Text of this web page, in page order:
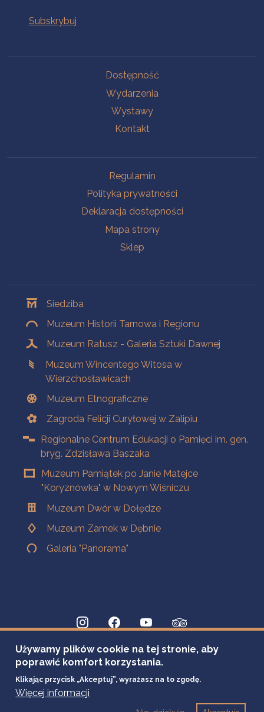
Dostępność
Wydarzenia
Wystawy
Kontakt
Regulamin
Polityka prywatności
Deklaracja dostępności
Mapa strony
Sklep
Siedziba
Muzeum Historii Tarnowa i Regionu
Muzeum Ratusz - Galeria Sztuki Dawnej
Muzeum Wincentego Witosa w
Wierzchosławicach
Muzeum Etnograficzne
Zagroda Felicji Curyłowej w Zalipiu
Regionalne Centrum Edukacji o Pamięci im. gen.
bryg. Zdzisława Baszaka
Muzeum Pamiątek po Janie Matejce
"Koryznówka" w Nowym Wiśniczu
Muzeum Dwór w Dołędze
Muzeum Zamek w Dębnie
Galeria "Panorama"
Używamy plików cookie na tej stronie, aby
poprawić komfort korzystania.
Klikając przycisk „Akceptuj”, wyrażasz na to zgodę.
Więcej informacji